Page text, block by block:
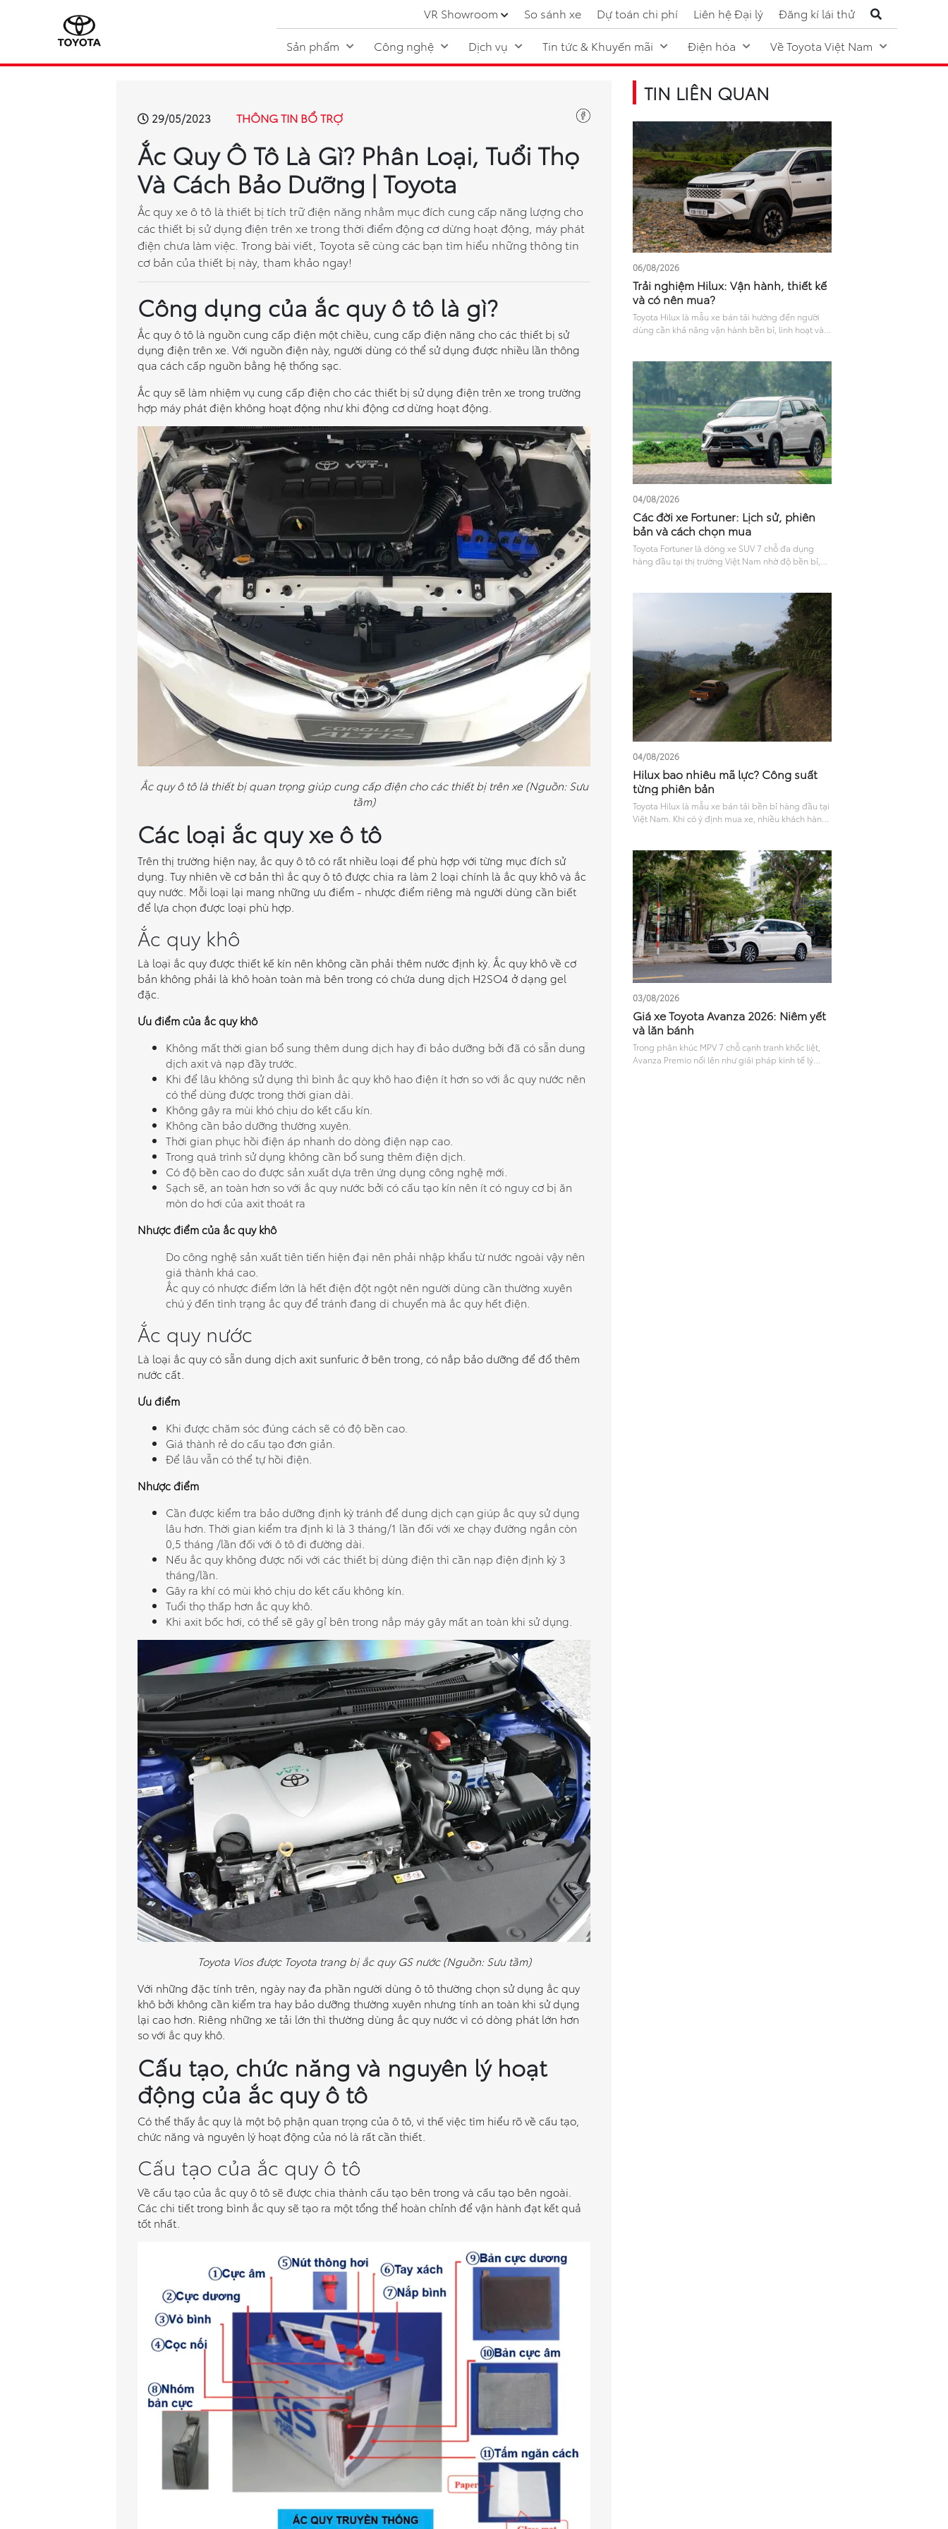
VR Showroom So sánh xe Dự toán chi phí Liên hệ Đại lý
Đăng kí lái thử
Sản phẩm
Công nghệ Dịch vụ Tin tức & Khuyến mãi Điện hóa Về Toyota Việt Nam
29/05/2023 THÔNG TIN BỔ TRỢ
Ắc Quy Ô Tô Là Gì? Phân Loại, Tuổi Thọ
Và Cách Bảo Dưỡng | Toyota
Ắc quy xe ô tô là thiết bị tích trữ điện năng nhằm mục đích cung cấp năng lượng cho
các thiết bị sử dụng điện trên xe trong thời điểm động cơ dừng hoạt động, máy phát
điện chưa làm việc. Trong bài viết, Toyota sẽ cùng các bạn tìm hiểu những thông tin
cơ bản của thiết bị này, tham khảo ngay!
Công dụng của ắc quy ô tô là gì?
Ắc quy ô tô là nguồn cung cấp điện một chiều, cung cấp điện năng cho các thiết bị sử
dụng điện trên xe. Với nguồn điện này, người dùng có thể sử dụng được nhiều lần thông
qua cách cấp nguồn bằng hệ thống sạc.
Ắc quy sẽ làm nhiệm vụ cung cấp điện cho các thiết bị sử dụng điện trên xe trong trường
hợp máy phát điện không hoạt động như khi động cơ dừng hoạt động.
Ắc quy ô tô là thiết bị quan trọng giúp cung cấp điện cho các thiết bị trên xe (Nguồn: Sưu
tầm)
Các loại ắc quy xe ô tô
Trên thị trường hiện nay, ắc quy ô tô có rất nhiều loại để phù hợp với từng mục đích sử
dụng. Tuy nhiên về cơ bản thì ắc quy ô tô được chia ra làm 2 loại chính là ắc quy khô và ắc
quy nước. Mỗi loại lại mang những ưu điểm - nhược điểm riêng mà người dùng cần biết
để lựa chọn được loại phù hợp.
Ắc quy khô
Là loại ắc quy được thiết kế kín nên không cần phải thêm nước định kỳ. Ắc quy khô về cơ
bản không phải là khô hoàn toàn mà bên trong có chứa dung dịch H2SO4 ở dạng gel
đặc.
Ưu điểm của ắc quy khô
Không mất thời gian bổ sung thêm dung dịch hay đi bảo dưỡng bởi đã có sẵn dung
dịch axit và nạp đầy trước.
Khi để lâu không sử dụng thì bình ắc quy khô hao điện ít hơn so với ắc quy nước nên
có thể dùng được trong thời gian dài.
Không gây ra mùi khó chịu do kết cấu kín.
Không cần bảo dưỡng thường xuyên.
Thời gian phục hồi điện áp nhanh do dòng điện nạp cao.
Trong quá trình sử dụng không cần bổ sung thêm điện dịch.
Có độ bền cao do được sản xuất dựa trên ứng dụng công nghệ mới.
Sạch sẽ, an toàn hơn so với ắc quy nước bởi có cấu tạo kín nên ít có nguy cơ bị ăn
mòn do hơi của axit thoát ra
Nhược điểm của ắc quy khô
Do công nghệ sản xuất tiên tiến hiện đại nên phải nhập khẩu từ nước ngoài vậy nên
giá thành khá cao.
Ắc quy có nhược điểm lớn là hết điện đột ngột nên người dùng cần thường xuyên
chú ý đến tình trạng ắc quy để tránh đang di chuyển mà ắc quy hết điện.
Ắc quy nước
Là loại ắc quy có sẵn dung dịch axit sunfuric ở bên trong, có nắp bảo dưỡng để đổ thêm
nước cất.
Ưu điểm
Khi được chăm sóc đúng cách sẽ có độ bền cao.
Giá thành rẻ do cấu tạo đơn giản.
Để lâu vẫn có thể tự hồi điện.
Nhược điểm
Cần được kiểm tra bảo dưỡng định kỳ tránh để dung dịch cạn giúp ắc quy sử dụng
lâu hơn. Thời gian kiểm tra định kì là 3 tháng/1 lần đối với xe chạy đường ngắn còn
0,5 tháng /lần đối với ô tô đi đường dài.
Nếu ắc quy không được nối với các thiết bị dùng điện thì cần nạp điện định kỳ 3
tháng/lần.
Gây ra khí có mùi khó chịu do kết cấu không kín.
Tuổi thọ thấp hơn ắc quy khô.
Khi axit bốc hơi, có thể sẽ gây gỉ bên trong nắp máy gây mất an toàn khi sử dụng.
Toyota Vios được Toyota trang bị ắc quy GS nước (Nguồn: Sưu tầm)
Với những đặc tính trên, ngày nay đa phần người dùng ô tô thường chọn sử dụng ắc quy
khô bởi không cần kiểm tra hay bảo dưỡng thường xuyên nhưng tính an toàn khi sử dụng
lại cao hơn. Riêng những xe tải lớn thì thường dùng ắc quy nước vì có dòng phát lớn hơn
so với ắc quy khô.
Cấu tạo, chức năng và nguyên lý hoạt
động của ắc quy ô tô
Có thể thấy ắc quy là một bộ phận quan trọng của ô tô, vì thế việc tìm hiểu rõ về cấu tạo,
chức năng và nguyên lý hoạt động của nó là rất cần thiết.
Cấu tạo của ắc quy ô tô
Về cấu tạo của ắc quy ô tô sẽ được chia thành cấu tạo bên trong và cấu tạo bên ngoài.
Các chi tiết trong bình ắc quy sẽ tạo ra một tổng thể hoàn chỉnh để vận hành đạt kết quả
tốt nhất.
TIN LIÊN QUAN
06/08/2026
Trải nghiệm Hilux: Vận hành, thiết kế
và có nên mua?
Toyota Hilux là mẫu xe bán tải hướng đến người
dùng cần khả năng vận hành bền bỉ, linh hoạt và
hành ổn định cùng nhiều công nghệ hỗ trợ lái và
tính năng an toàn hiện đại, Hilux được nhiều khách
hàng quan tâm khi lựa chọn xe bán tải. Bài viết
dưới đây sẽ mang đến góc nhìn tổng quan về trải
nghiệm Hilux ở các khía cạnh như ngoại thất, nội
thất, vận hành, mức tiêu hao nhiên liệu và công
nghệ an toàn, giúp người dùng có thêm cơ sở
tham khảo trước khi quyết định.
04/08/2026
Các đời xe Fortuner: Lịch sử, phiên
bản và cách chọn mua
Toyota Fortuner là dòng xe SUV 7 chỗ đa dụng
hàng đầu tại thị trường Việt Nam nhờ độ bền bỉ,
trường, Fortuner đã không ngừng cải tiến về mọi
mặt. Tìm hiểu các đời xe Fortuner tại Việt Nam qua
các mốc nâng cấp, thay đổi về thiết kế, tiện nghi,
vận hành và phiên bản hiện tại sẽ giúp bạn có cái
nhìn toàn diện để đưa ra lựa chọn phù hợp.
04/08/2026
Hilux bao nhiêu mã lực? Công suất
từng phiên bản
Toyota Hilux là mẫu xe bán tải bền bỉ hàng đầu tại
Việt Nam. Khi có ý định mua xe, nhiều khách hàng
phố? Bài viết sau sẽ phân tích chi tiết khả năng
vận hành và trang bị an toàn, giúp bạn chọn ra
phiên bản phù hợp nhất..
03/08/2026
Giá xe Toyota Avanza 2026: Niêm yết
và lăn bánh
Trong phân khúc MPV 7 chỗ cạnh tranh khốc liệt,
Avanza Premio nổi lên như giải pháp kinh tế lý